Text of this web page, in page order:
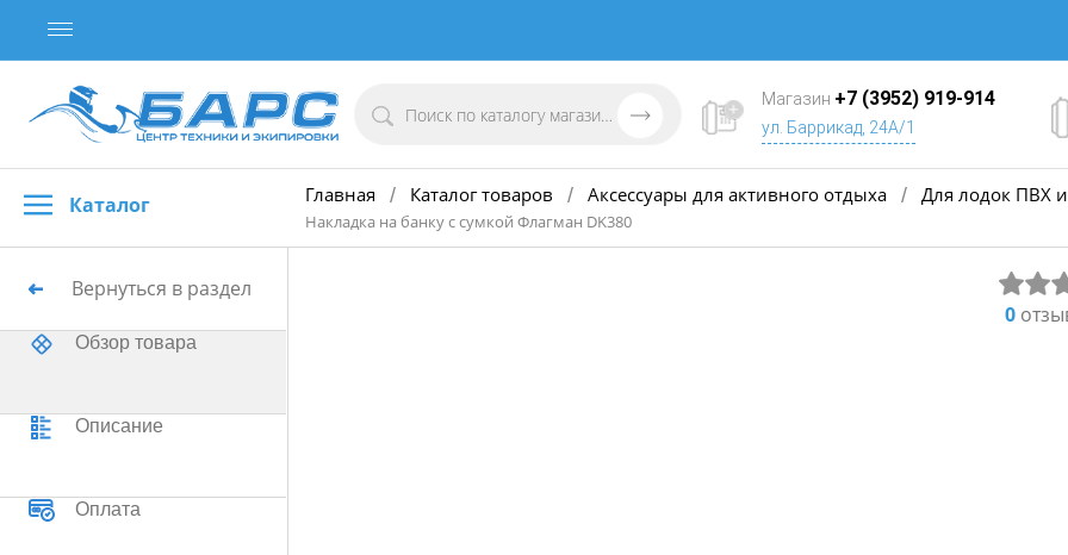
Магазин +7 (3952) 919-914
ул. Баррикад, 24А/1
Каталог Главная / Каталог товаров / Аксессуары для активного отдыха / Для лодок ПВХ и
Накладка на банку с сумкой Флагман DK380
Вернуться в раздел
Обзор товара
Описание
Оплата
0